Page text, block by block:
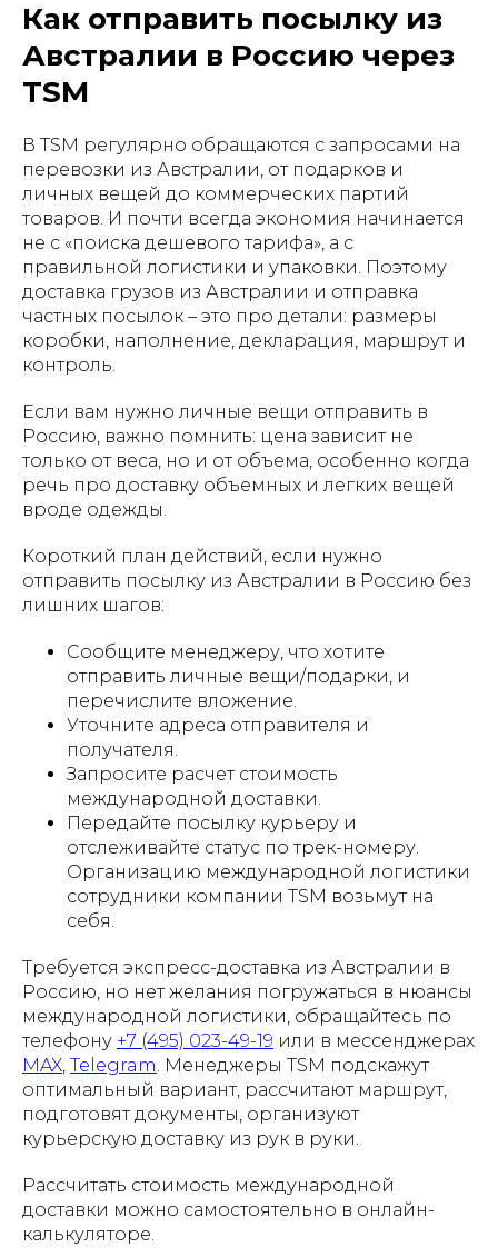
Как отправить посылку из
Австралии в Россию через
TSM
В TSM регулярно обращаются с запросами на
перевозки из Австралии, от подарков и
личных вещей до коммерческих партий
товаров. И почти всегда экономия начинается
не с «поиска дешевого тарифа», а с
правильной логистики и упаковки. Поэтому
доставка грузов из Австралии и отправка
частных посылок – это про детали: размеры
коробки, наполнение, декларация, маршрут и
контроль.
Если вам нужно личные вещи отправить в
Россию, важно помнить: цена зависит не
только от веса, но и от объема, особенно когда
речь про доставку объемных и легких вещей
вроде одежды.
Короткий план действий, если нужно
отправить посылку из Австралии в Россию без
лишних шагов:
Сообщите менеджеру, что хотите
отправить личные вещи/подарки, и
перечислите вложение.
Уточните адреса отправителя и
получателя.
Запросите расчет стоимость
международной доставки.
Передайте посылку курьеру и
отслеживайте статус по трек-номеру.
Организацию международной логистики
сотрудники компании TSM возьмут на
себя.
Требуется экспресс-доставка из Австралии в
Россию, но нет желания погружаться в нюансы
международной логистики, обращайтесь по
телефону +7 (495) 023-49-19 или в мессенджерах
MAX, Telegram. Менеджеры TSM подскажут
оптимальный вариант, рассчитают маршрут,
подготовят документы, организуют
курьерскую доставку из рук в руки.
Рассчитать стоимость международной
доставки можно самостоятельно в онлайн-
калькуляторе.